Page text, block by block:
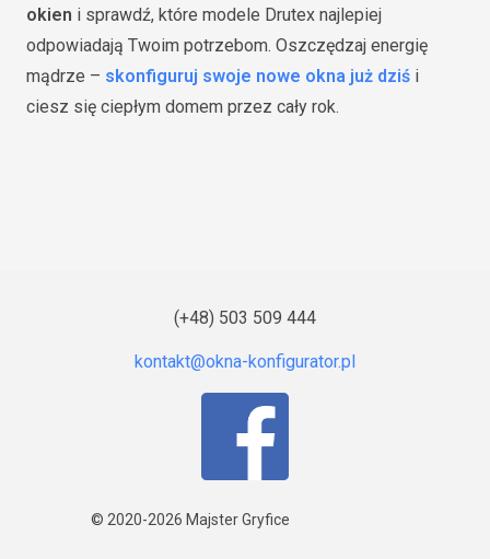
okien i sprawdź, które modele Drutex najlepiej
odpowiadają Twoim potrzebom. Oszczędzaj energię
mądrze – skonfiguruj swoje nowe okna już dziś i
ciesz się ciepłym domem przez cały rok.
(+48) 503 509 444
© 2020-2026 Majster Gryfice